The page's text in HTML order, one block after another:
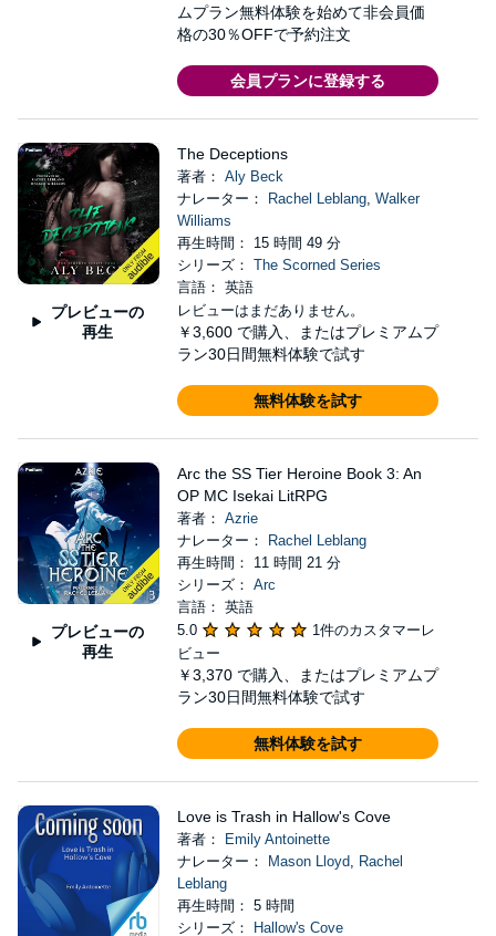
ムプラン無料体験を始めて非会員価
格の30％OFFで予約注文
会員プランに登録する
プレビューの
再生
The Deceptions
著者： Aly Beck
ナレーター：
Rachel Leblang, Walker
Williams
再生時間： 15 時間 49 分
シリーズ： The Scorned Series
言語： 英語
レビューはまだありません。
￥3,600 で購入、またはプレミアムプ
ラン30日間無料体験で試す
無料体験を試す
プレビューの
再生
Arc the SS Tier Heroine Book 3: An
OP MC Isekai LitRPG
著者： Azrie
ナレーター：
Rachel Leblang
再生時間： 11 時間 21 分
シリーズ： Arc
言語： 英語
5.0
1件のカスタマーレ
ビュー
￥3,370 で購入、またはプレミアムプ
ラン30日間無料体験で試す
無料体験を試す
Love is Trash in Hallow's Cove
著者：
Emily Antoinette
ナレーター：
Mason Lloyd, Rachel
Leblang
再生時間： 5 時間
シリーズ：
Hallow's Cove